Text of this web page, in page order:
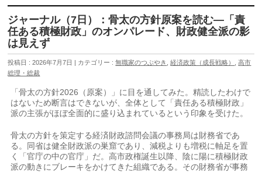
ジャーナル（7日）：骨太の方針原案を読む―「責
任ある積極財政」のオンパレード、財政健全派の影
は見えず
投稿日 : 2026年7月7日 | カテゴリー :無職家のつぶやき ,経済政策（成長戦略） ,高市
総理・総裁
「骨太の方針2026（原案）」に目を通してみた。精読したわけで
はないため断言はできないが、全体として「責任ある積極財政」
派の主張がほぼ全面的に盛り込まれているという印象を受けた。
骨太の方針を策定する経済財政諮問会議の事務局は財務省であ
る。同省は健全財政派の巣窟であり、減税よりも増税に軸足を置
く「官庁の中の官庁」だ。高市政権誕生以降、陰に陽に積極財政
派の動きにブレーキをかけてきた組織である。その財務省が事務